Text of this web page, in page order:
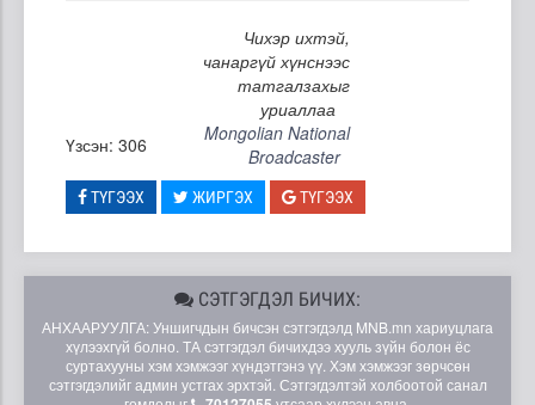
Чихэр ихтэй,
чанаргүй хүнснээс
татгалзахыг
уриаллаа
Үзсэн: 306
Mongolian National
Broadcaster
ТҮГЭЭХ ЖИРГЭХ ТҮГЭЭХ
СЭТГЭГДЭЛ БИЧИХ:
АНХААРУУЛГА: Уншигчдын бичсэн сэтгэгдэлд MNB.mn хариуцлага
хүлээхгүй болно. ТА сэтгэгдэл бичихдээ хууль зүйн болон ёс
суртахууны хэм хэмжээг хүндэтгэнэ үү. Хэм хэмжээг зөрчсөн
сэтгэгдэлийг админ устгах эрхтэй. Сэтгэгдэлтэй холбоотой санал